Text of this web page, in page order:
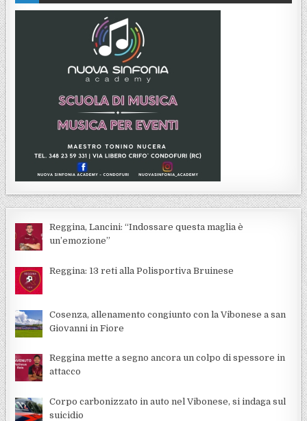
Reggina, Lancini: “Indossare questa maglia è
un’emozione”
Reggina: 13 reti alla Polisportiva Bruinese
Cosenza, allenamento congiunto con la Vibonese a san
Giovanni in Fiore
Reggina mette a segno ancora un colpo di spessore in
attacco
Corpo carbonizzato in auto nel Vibonese, si indaga sul
suicidio